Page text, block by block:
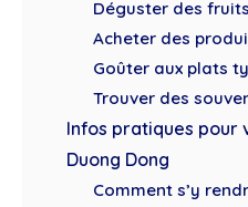
Déguster des
Acheter des
Goûter aux plats
Trouver des
Infos pratiques pour
Duong Dong
Comment s’y